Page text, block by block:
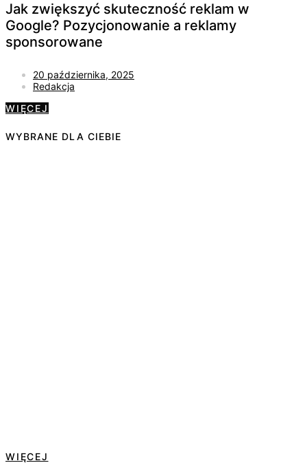
Jak zwiększyć skuteczność reklam w
Google? Pozycjonowanie a reklamy
sponsorowane
20 października, 2025
Redakcja
WIĘCEJ
WYBRANE DLA CIEBIE
WIĘCEJ